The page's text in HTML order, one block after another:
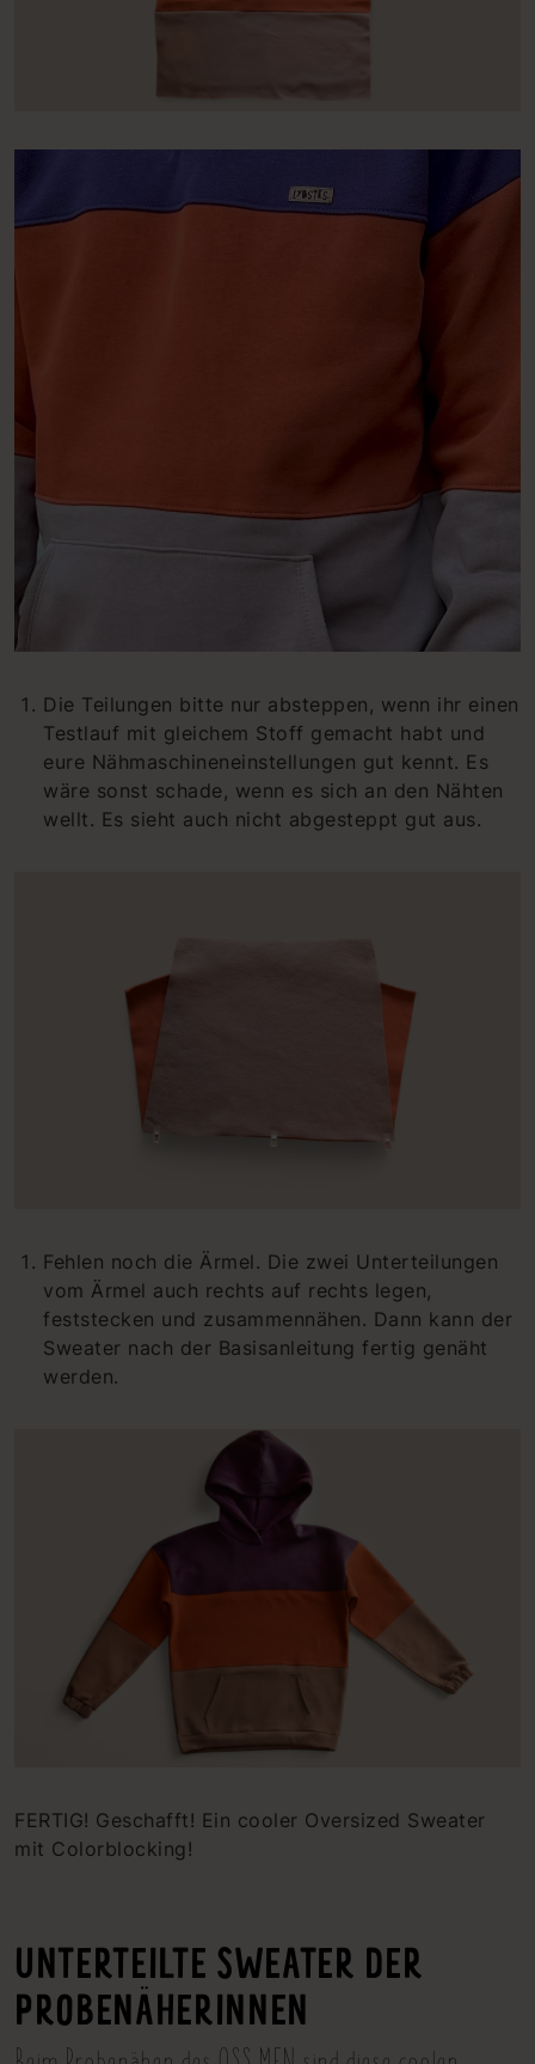
Die Teilungen bitte nur absteppen, wenn ihr einen
Testlauf mit gleichem Stoff gemacht habt und
eure Nähmaschineneinstellungen gut kennt. Es
wäre sonst schade, wenn es sich an den Nähten
wellt. Es sieht auch nicht abgesteppt gut aus.
Fehlen noch die Ärmel. Die zwei Unterteilungen
vom Ärmel auch rechts auf rechts legen,
feststecken und zusammennähen. Dann kann der
Sweater nach der Basisanleitung fertig genäht
werden.
FERTIG! Geschafft! Ein cooler Oversized Sweater
mit Colorblocking!
UNTERTEILTE SWEATER DER
PROBENÄHERINNEN